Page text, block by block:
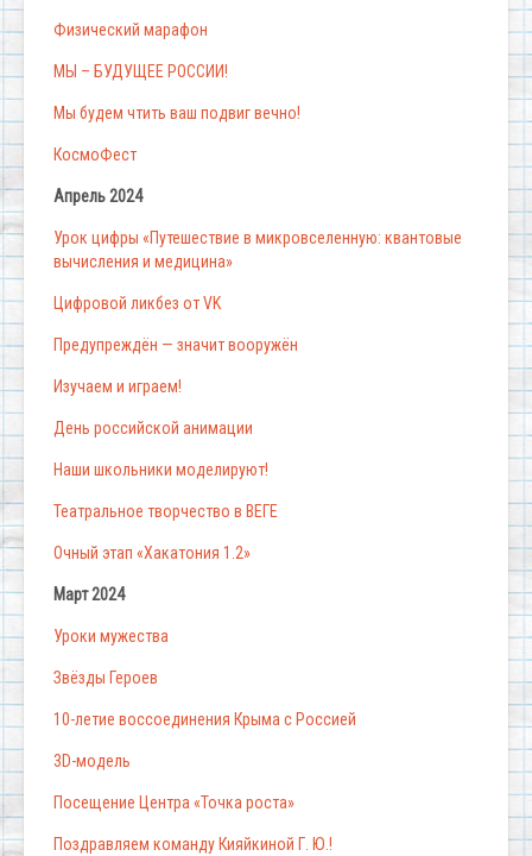
Физический марафон
МЫ – БУДУЩЕЕ РОССИИ!
Мы будем чтить ваш подвиг вечно!
КосмоФест
Апрель 2024
Урок цифры «Путешествие в микровселенную: квантовые
вычисления и медицина»
Цифровой ликбез от VK
Предупреждён — значит вооружён
Изучаем и играем!
День российской анимации
Наши школьники моделируют!
Театральное творчество в ВЕГЕ
Очный этап «Хакатония 1.2»
Март 2024
Уроки мужества
Звёзды Героев
10-летие воссоединения Крыма с Россией
3D-модель
Посещение Центра «Точка роста»
Поздравляем команду Кияйкиной Г. Ю.!